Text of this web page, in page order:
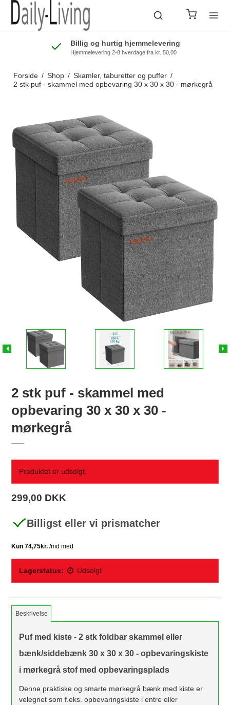
Billig og hurtig hjemmelevering
Hjemmelevering 2-8 hverdage fra kr. 50,00
Forside / Shop / Skamler, taburetter og puffer /
2 stk puf - skammel med opbevaring 30 x 30 x 30 - mørkegrå
2 stk puf - skammel med
opbevaring 30 x 30 x 30 -
mørkegrå
Produktet er udsolgt.
299,00 DKK
Billigst eller vi prismatcher
Lagerstatus: Udsolgt
Beskrivelse
Puf med kiste - 2 stk foldbar skammel eller
bænk/siddebænk 30 x 30 x 30 - opbevaringskiste
i mørkegrå stof med opbevaringsplads
Denne praktiske og smarte mørkegrå bænk med kiste er
velegnet som f.eks. opbevaringskiste i entre eller